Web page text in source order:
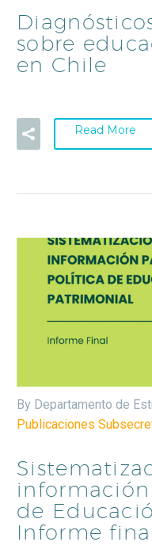
sobre
en Chile
Read More
By Departamento de
Publicaciones
de
Informe